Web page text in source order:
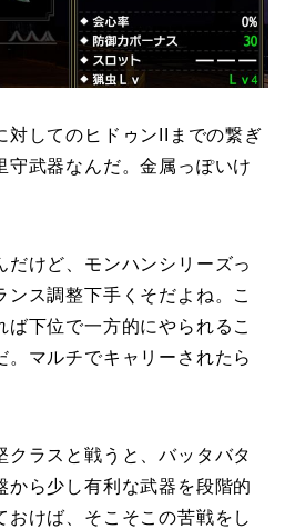
対してのヒドゥンIIまでの繋ぎ
守武器なんだ。金属っぽいけ
だけど、モンハンシリーズっ
ス調整下手くそだよね。こ
下位で一方的にやられるこ
。マルチでキャリーされたら
クラスと戦うと、バッタバタ
から少し有利な武器を段階的
おけば、そこそこの苦戦をし